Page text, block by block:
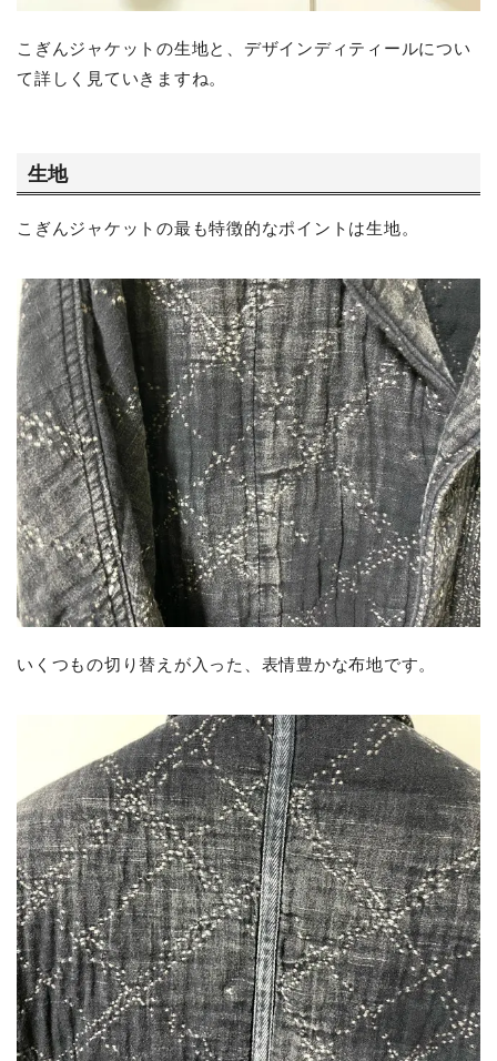
こぎんジャケットの生地と、デザインディティールについ
て詳しく見ていきますね。
生地
こぎんジャケットの最も特徴的なポイントは生地。
いくつもの切り替えが入った、表情豊かな布地です。